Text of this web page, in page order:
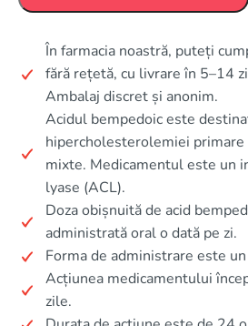
În farmacia noastră, puteți
fără rețetă, cu livrare în 5–14
Ambalaj discret și anonim.
Acidul bempedoic este
hipercholesterolemiei
mixte. Medicamentul este un
lyase (ACL).
Doza obișnuită de acid
administrată oral o dată pe zi.
Forma de administrare este
Acțiunea medicamentului
zile.